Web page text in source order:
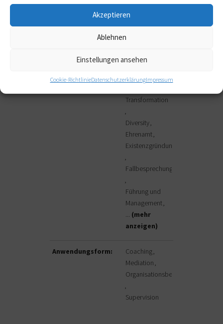
Akzeptieren
Ablehnen
Einstellungen ansehen
Cookie-RichtlinieDatenschutzerklärungImpressum
Industrie
...
anzeigen)
Change
Management
Transformation
Diversity
Ehrenamt
Existenzgründung
Fallbesprechung
Führung und
Management
... (mehr
anzeigen)
Anwendungsform:
Coaching
Mediation
Organisationsberatung
Supervision